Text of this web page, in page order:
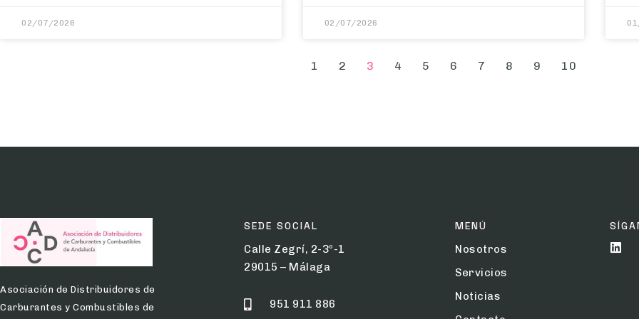
02/07/2026 02/07/2026
1 2 3 4 5 6 7 8 9 10
Asociación de Distribuidores de
Carburantes y Combustibles de
SEDE SOCIAL
Calle Zegrí, 2-3º-1
29015 – Málaga
951 911 886
MENÚ
Nosotros
Servicios
Noticias